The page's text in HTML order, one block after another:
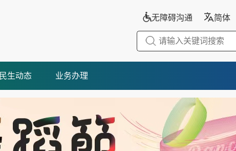
无障碍沟通 简体
民生动态 业务办理